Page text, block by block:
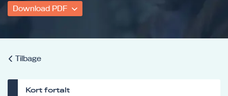
Download PDF
Tilbage
Kort fortalt